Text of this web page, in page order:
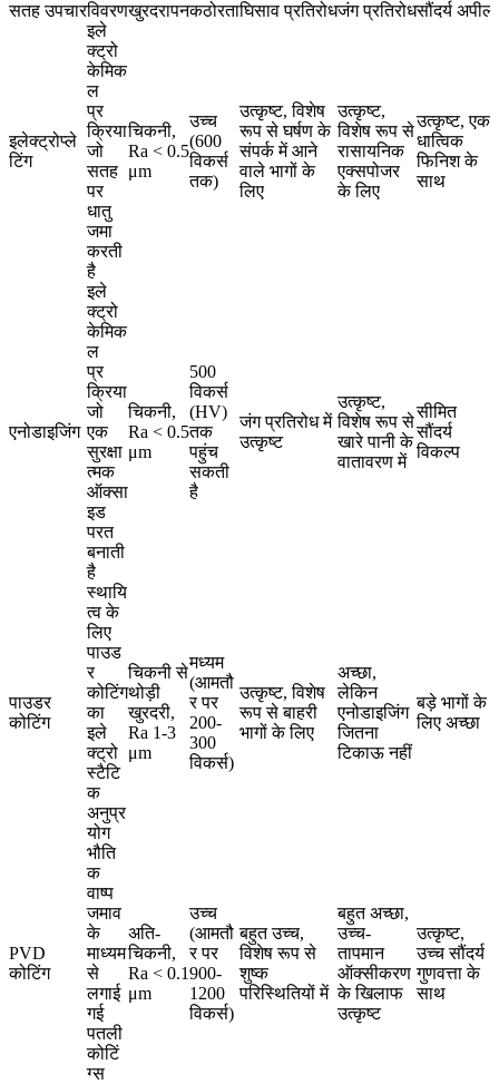
सतह उपचारविवरणखुरदरापनकठोरताघिसाव प्रतिरोधजंग प्रतिरोधसौंदर्य अपील
इलेक्ट्रोप्ले
टिंग
इले
क्ट्रो
केमिक
ल
प्र
क्रिया
जो
सतह
पर
धातु
जमा
करती
है
चिकनी,
Ra < 0.5
μm
उच्च
(600
विकर्स
तक)
उत्कृष्ट, विशेष
रूप से घर्षण के
संपर्क में आने
वाले भागों के
लिए
उत्कृष्ट,
विशेष रूप से
रासायनिक
एक्सपोजर
के लिए
उत्कृष्ट, एक
धात्विक
फिनिश के
साथ
एनोडाइजिंग
इले
क्ट्रो
केमिक
ल
प्र
क्रिया
जो
एक
सुरक्षा
त्मक
ऑक्सा
इड
परत
बनाती
है
चिकनी,
Ra < 0.5
μm
500
विकर्स
(HV)
तक
पहुंच
सकती
है
जंग प्रतिरोध में
उत्कृष्ट
उत्कृष्ट,
विशेष रूप से
खारे पानी के
वातावरण में
सीमित
सौंदर्य
विकल्प
पाउडर
कोटिंग
स्थायि
त्व के
लिए
पाउड
र
कोटिंग
का
इले
क्ट्रो
स्टैटि
क
अनुप्र
योग
चिकनी से
थोड़ी
खुरदरी,
Ra 1-3
μm
मध्यम
(आमतौ
र पर
200-
300
विकर्स)
उत्कृष्ट, विशेष
रूप से बाहरी
भागों के लिए
अच्छा,
लेकिन
एनोडाइजिंग
जितना
टिकाऊ नहीं
बड़े भागों के
लिए अच्छा
PVD
कोटिंग
भौति
क
वाष्प
जमाव
के
माध्यम
से
लगाई
गई
पतली
कोटिं
ग्स
अति-
चिकनी,
Ra < 0.1
μm
उच्च
(आमतौ
र पर
900-
1200
विकर्स)
बहुत उच्च,
विशेष रूप से
शुष्क
परिस्थितियों में
बहुत अच्छा,
उच्च-
तापमान
ऑक्सीकरण
के खिलाफ
उत्कृष्ट
उत्कृष्ट,
उच्च सौंदर्य
गुणवत्ता के
साथ